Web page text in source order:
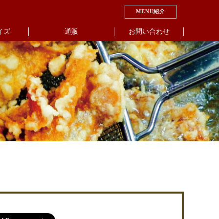
MENU紹介
ズ 通販 お問い合わせ